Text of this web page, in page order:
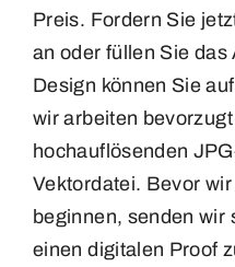
Patches
Pins
Sleutelhangers
Preis. Fordern Sie
an oder füllen Sie
Design können Sie
wir arbeiten
hochauflösenden
Vektordatei. Bevor
beginnen, senden wir
einen digitalen Proof